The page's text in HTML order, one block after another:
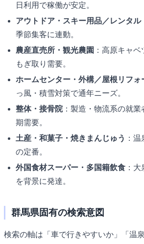
日利用で稼働が安定。
アウトドア・スキー用品／レンタル
季節集客に連動。
農産直売所・観光農園 ：高原キャ
もぎ取り需要。
ホームセンター・外構／屋根リフォ
っ風・積雪対策で通年ニーズ。
整体・接骨院：製造・物流系の就業
期需要。
土産・和菓子・焼きまんじゅう ：
の定番。
外国食材スーパー・多国籍飲食 ：
を背景に発達。
群馬県固有の検索意図
検索の軸は「車で行きやすいか」「温